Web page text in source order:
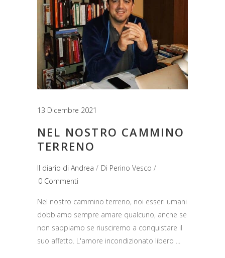
13 Dicembre 2021
NEL NOSTRO CAMMINO
TERRENO
Il diario di Andrea Di Perino Vesco
0 Commenti
Nel nostro cammino terreno, noi esseri umani
dobbiamo sempre amare qualcuno, anche se
non sappiamo se riusciremo a conquistare il
suo affetto. L'amore incondizionato libero